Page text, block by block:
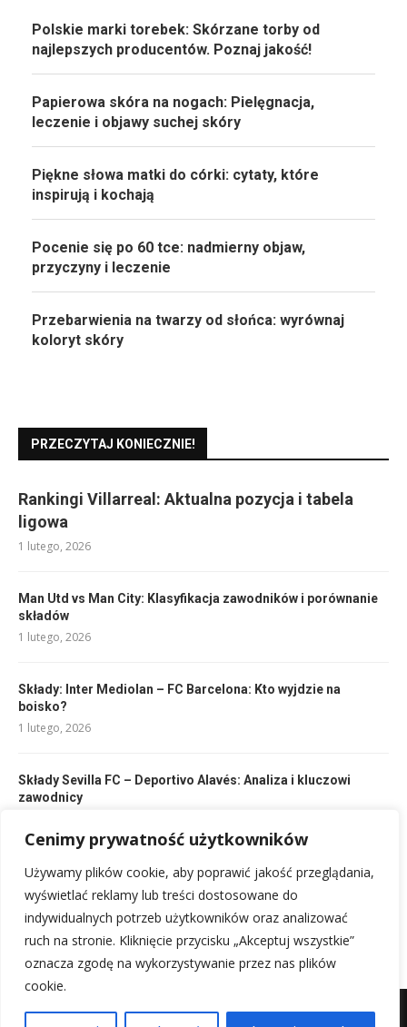
Cenimy prywatność użytkowników
Używamy plików cookie, aby poprawić jakość przeglądania,
wyświetlać reklamy lub treści dostosowane do
indywidualnych potrzeb użytkowników oraz analizować
ruch na stronie. Kliknięcie przycisku „Akceptuj wszystkie”
oznacza zgodę na wykorzystywanie przez nas plików
cookie.
Polskie marki torebek: Skórzane torby od
najlepszych producentów. Poznaj jakość!
Papierowa skóra na nogach: Pielęgnacja,
leczenie i objawy suchej skóry
Piękne słowa matki do córki: cytaty, które
inspirują i kochają
Pocenie się po 60 tce: nadmierny objaw,
przyczyny i leczenie
Przebarwienia na twarzy od słońca: wyrównaj
koloryt skóry
PRZECZYTAJ KONIECZNIE!
Rankingi Villarreal: Aktualna pozycja i tabela
ligowa
1 lutego, 2026
Man Utd vs Man City: Klasyfikacja zawodników i porównanie
składów
1 lutego, 2026
Składy: Inter Mediolan – FC Barcelona: Kto wyjdzie na
boisko?
1 lutego, 2026
Składy Sevilla FC – Deportivo Alavés: Analiza i kluczowi
zawodnicy
Podziękowania za współpracę z humorem: fajne cytaty na
odejście z pracy!
9 lutego, 2026
Mapa witryny Kontakt z nami